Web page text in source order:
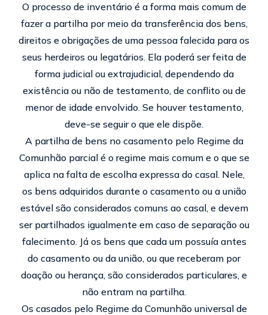
O processo de inventário é a forma mais comum de
fazer a partilha por meio da transferência dos bens,
direitos e obrigações de uma pessoa falecida para os
seus herdeiros ou legatários. Ela poderá ser feita de
forma judicial ou extrajudicial, dependendo da
existência ou não de testamento, de conflito ou de
menor de idade envolvido. Se houver testamento,
deve-se seguir o que ele dispõe.
A partilha de bens no casamento pelo Regime da
Comunhão parcial é o regime mais comum e o que se
aplica na falta de escolha expressa do casal. Nele,
os bens adquiridos durante o casamento ou a união
estável são considerados comuns ao casal, e devem
ser partilhados igualmente em caso de separação ou
falecimento. Já os bens que cada um possuía antes
do casamento ou da união, ou que receberam por
doação ou herança, são considerados particulares, e
não entram na partilha.
Os casados pelo Regime da Comunhão universal de